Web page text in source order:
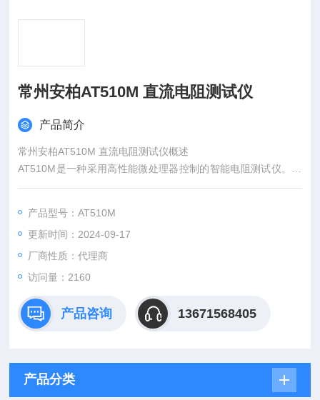
常州安柏AT510M 直流电阻测试仪
产品简介
常州安柏AT510M 直流电阻测试仪概述
AT510M是一种采用高性能微处理器控制的智能电阻测试仪。可
以测试100μΩ～20MΩ的电阻，大显示30,000数。经济型配置。
产品型号：AT510M
更新时间：2024-09-17
厂商性质：代理商
访问量：2160
产品咨询 13671568405
产品分类